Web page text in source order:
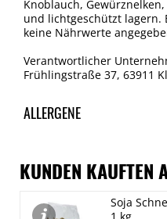
Knoblauch,
und lichtgeschützt lagern.
keine Nährwerte
Verantwortlicher
Frühlingstraße 37, 63911
ALLERGENE
Spuren / Enthalten
Erdnuss
Enthalten
KUNDEN KAUFTEN
Soja